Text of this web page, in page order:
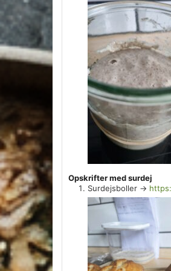
Opskrifter med surdej
Surdejsboller ->